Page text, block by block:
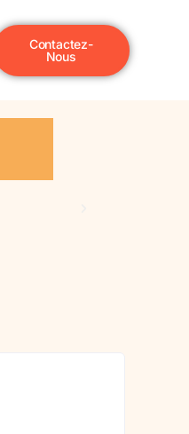
Contactez-
Nous